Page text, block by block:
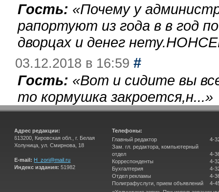
Гость: «Почему у
рапортуют из года в в год
дворцах и денег
03.12.2018 в 16:59 #
Гость: «Вот и сидите вы
то кормушка закроется,н...»
Адрес редакции:
613200, Кировская обл., г. Белая
Холуница, ул. Смирнова, 18
E-mail: H_zori@mail.ru
Индекс издания: 51982
Телефоны:
Главный редактор
Зам. гл. редактора, компьютерный
отдел
Корреспонденты
Бухгалтерия
Отдел рекламы
Полиграфуслуги, прием объявлений
4-
4-
4-
4-
4-
4-